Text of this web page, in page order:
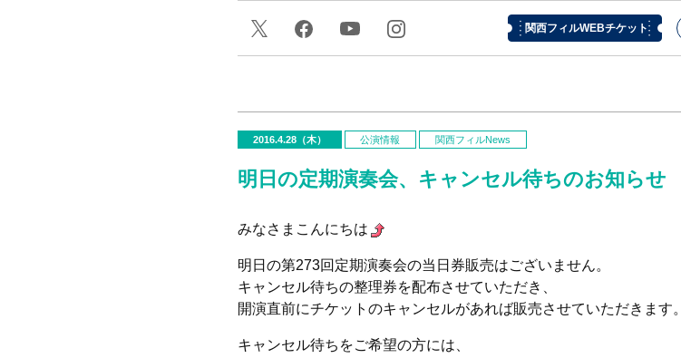
関西フィルWEBチケット
2016.4.28（木） 公演情報 関西フィルNews
明日の定期演奏会、キャンセル待ちのお知らせ
みなさまこんにちは
明日の第273回定期演奏会の当日券販売はございません。
キャンセル待ちの整理券を配布させていただき、
開演直前にチケットのキャンセルがあれば販売させていただきます。
キャンセル待ちをご希望の方には、